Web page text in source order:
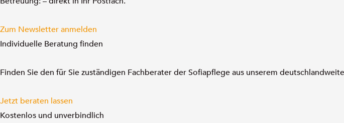
Zum Newsletter anmelden
Individuelle Beratung finden
Finden Sie den für Sie zuständigen Fachberater der Sofiapflege aus unserem
Jetzt beraten lassen
Kostenlos und unverbindlich